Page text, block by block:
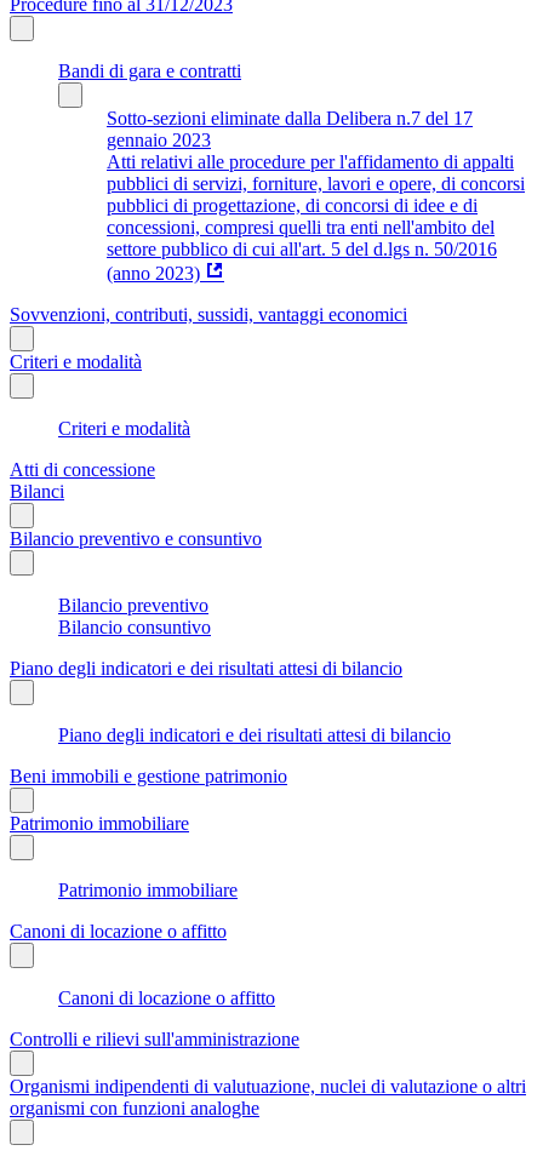
Bandi di gara e contratti
Sotto-sezioni eliminate dalla Delibera n.7 del 17
gennaio 2023
Atti relativi alle procedure per l'affidamento di appalti
pubblici di servizi, forniture, lavori e opere, di concorsi
pubblici di progettazione, di concorsi di idee e di
concessioni, compresi quelli tra enti nell'ambito del
settore pubblico di cui all'art. 5 del d.lgs n. 50/2016
(anno 2023)
Sovvenzioni, contributi, sussidi, vantaggi economici
Criteri e modalità
Criteri e modalità
Atti di concessione
Bilanci
Bilancio preventivo e consuntivo
Bilancio preventivo
Bilancio consuntivo
Piano degli indicatori e dei risultati attesi di bilancio
Piano degli indicatori e dei risultati attesi di bilancio
Beni immobili e gestione patrimonio
Patrimonio immobiliare
Patrimonio immobiliare
Canoni di locazione o affitto
Canoni di locazione o affitto
Controlli e rilievi sull'amministrazione
Organismi indipendenti di valutuazione, nuclei di valutazione o altri
organismi con funzioni analoghe